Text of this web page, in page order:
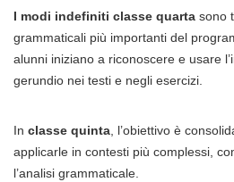
I modi indefiniti classe quarta sono
grammaticali più importanti del
alunni iniziano a riconoscere e usare
gerundio nei testi e negli esercizi.
In classe quinta , l’obiettivo è
applicarle in contesti più complessi,
l’analisi grammaticale.